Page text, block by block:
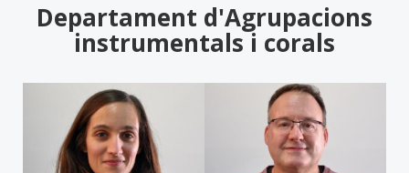
Departament d'Agrupacions
instrumentals i corals